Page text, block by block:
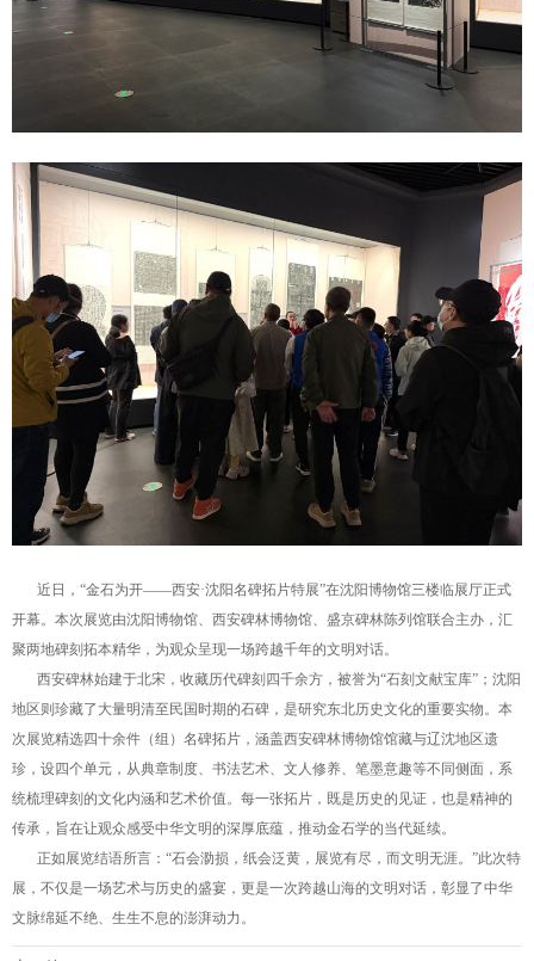
近日，“金石为开——西安·沈阳名碑拓片特展”在沈阳博物馆三楼临展厅正式
开幕。本次展览由沈阳博物馆、西安碑林博物馆、盛京碑林陈列馆联合主办，汇
聚两地碑刻拓本精华，为观众呈现一场跨越千年的文明对话。
西安碑林始建于北宋，收藏历代碑刻四千余方，被誉为“石刻文献宝库”；沈阳
地区则珍藏了大量明清至民国时期的石碑，是研究东北历史文化的重要实物。本
次展览精选四十余件（组）名碑拓片，涵盖西安碑林博物馆馆藏与辽沈地区遗
珍，设四个单元，从典章制度、书法艺术、文人修养、笔墨意趣等不同侧面，系
统梳理碑刻的文化内涵和艺术价值。每一张拓片，既是历史的见证，也是精神的
传承，旨在让观众感受中华文明的深厚底蕴，推动金石学的当代延续。
正如展览结语所言：“石会泐损，纸会泛黄，展览有尽，而文明无涯。”此次特
展，不仅是一场艺术与历史的盛宴，更是一次跨越山海的文明对话，彰显了中华
文脉绵延不绝、生生不息的澎湃动力。